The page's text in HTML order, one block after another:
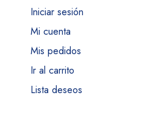
Iniciar sesión
Mi cuenta
Mis pedidos
Ir al carrito
Lista deseos